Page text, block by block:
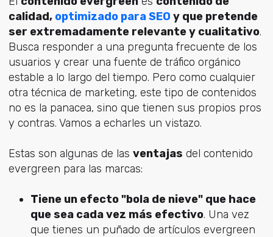
calidad, optimizado para SEO y que pretende
ser extremadamente relevante y cualitativo.
Busca responder a una pregunta frecuente de los
usuarios y crear una fuente de tráfico orgánico
estable a lo largo del tiempo. Pero como cualquier
otra técnica de marketing, este tipo de contenidos
no es la panacea, sino que tienen sus propios pros
y contras. Vamos a echarles un vistazo.
Estas son algunas de las ventajas del contenido
evergreen para las marcas:
Tiene un efecto "bola de nieve" que hace
que sea cada vez más efectivo. Una vez
que tienes un puñado de artículos evergreen